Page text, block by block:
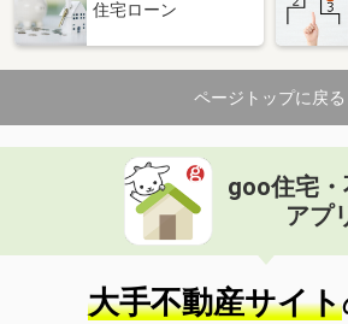
住宅ローン
ページトップに戻る
goo住宅
アプ
大手不動産サイト